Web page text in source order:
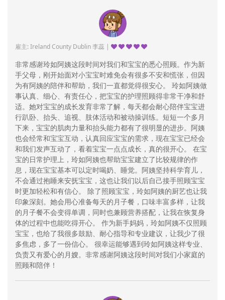
雇主: Ireland County Dublin 李蕊 |
非常感谢玲如阿姨这段时间对我们和宝宝的悉心照顾。作为新
手父母，刚开始面对小宝宝时难免会有很多不安和慌张，但因
为有阿姨的陪伴和帮助，我们一直都觉得很安心。 玲如阿姨做
事认真、细心、有责任心，把宝宝的护理照顾得非常干净和舒
适。她对宝宝的成长发育非常了解，每天都会耐心陪伴宝宝进
行趴卧、抬头、追视、肢体活动和被动操训练。短短一个多月
下来，宝宝的肌肉力量和抬头能力都有了很明显的进步。阿姨
也会经常和宝宝互动，认真回应宝宝的需求，现在宝宝已经会
和我们发声互动了，看着宝宝一点点成长，真的很开心。 在宝
宝的日常护理上，玲如阿姨也帮助宝宝建立了比较规律的作
息，现在宝宝基本可以定时喝奶、睡觉。阿姨坚持科学育儿，
不会通过抱睡来安抚宝宝，这也让我们以后自己接手照顾宝宝
时更加轻松和有信心。 除了照顾宝宝，玲如阿姨的厨艺也让我
印象深刻。她会用心准备每天的月子餐，口味丰富多样，让我
的月子餐不会变得单调，同时也兼顾营养搭配，让我在恢复身
体的过程中也能吃得开心。 作为新手妈妈，玲如阿姨不仅照顾
宝宝，也给了我很多鼓励、耐心指导和专业建议，让我少了很
多焦虑，多了一份信心。 很幸运能够遇到玲如阿姨这样专业、
负责又有爱心的月嫂。非常感谢阿姨这段时间对我们小家庭的
照顾和陪伴！